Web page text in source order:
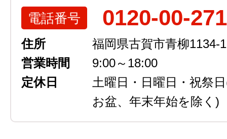
電話番号 0120-00-
住所
福岡県古賀市青柳1134-1
営業時間
9:00～18:00
定休日
土曜日・日曜日・祝祭日
お盆、年末年始を除く)